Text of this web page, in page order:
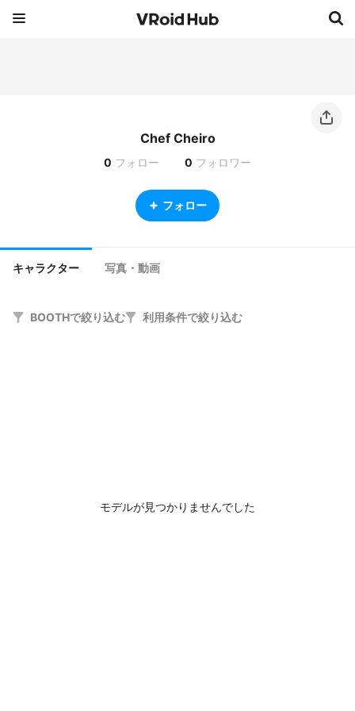
Chef Cheiro
0 フォロー 0 フォロワー
フォロー
キャラクター 写真・動画
BOOTHで絞り込む 利用条件で絞り込む
モデルが見つかりませんでした